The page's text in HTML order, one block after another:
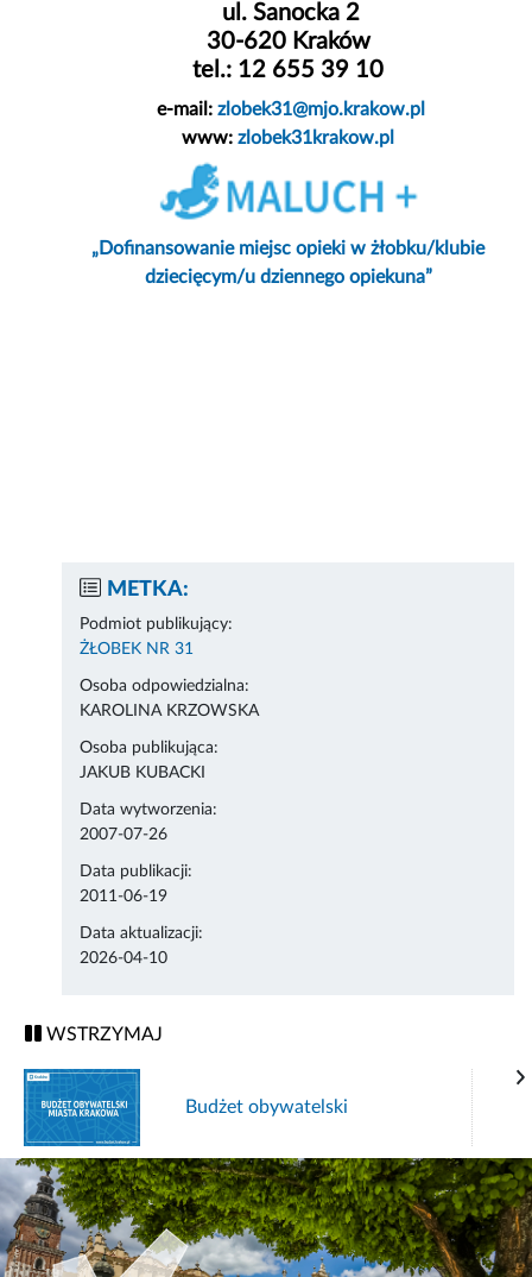
ul. Sanocka 2
30-620 Kraków
tel.: 12 655 39 10
e-mail:zlobek31@mjo.krakow.pl
www:zlobek31krakow.pl
„Dofinansowanie miejsc opieki w żłobku/klubie
dziecięcym/u dziennego opiekuna”​
METKA:
Podmiot publikujący:
ŻŁOBEK NR 31
Osoba odpowiedzialna:
KAROLINA KRZOWSKA
Osoba publikująca:
JAKUB KUBACKI
Data wytworzenia:
2007-07-26
Data publikacji:
2011-06-19
Data aktualizacji:
2026-04-10
WSTRZYMAJ
Budżet obywatelski